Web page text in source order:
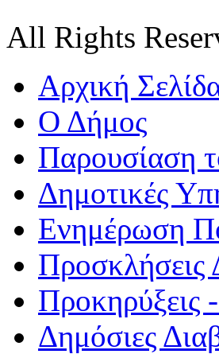
All Rights
Αρχική
Ο Δήμος
Παρουσίαση
Δημοτικές
Ενημέρωση
Προσκλήσεις
Προκηρύξεις
Δημόσιες